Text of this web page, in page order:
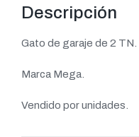
Descripción
Gato de garaje de 2 TN.
Marca Mega.
Vendido por unidades.